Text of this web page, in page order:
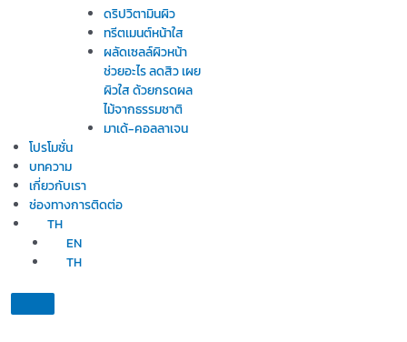
ดริปวิตามินผิว
ทรีตเมนต์หน้าใส
ผลัดเซลล์ผิวหน้า
ช่วยอะไร ลดสิว เผย
ผิวใส ด้วยกรดผล
ไม้จากธรรมชาติ
มาเด้-คอลลาเจน
โปรโมชั่น
บทความ
เกี่ยวกับเรา
ช่องทางการติดต่อ
TH
EN
TH